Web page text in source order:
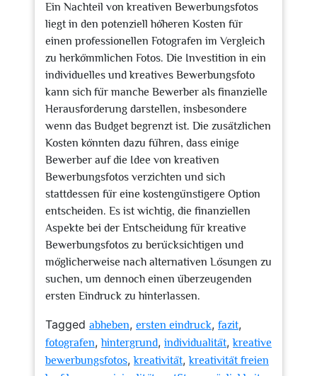
Ein Nachteil von kreativen Bewerbungsfotos
liegt in den potenziell höheren Kosten für
einen professionellen Fotografen im Vergleich
zu herkömmlichen Fotos. Die Investition in ein
individuelles und kreatives Bewerbungsfoto
kann sich für manche Bewerber als finanzielle
Herausforderung darstellen, insbesondere
wenn das Budget begrenzt ist. Die zusätzlichen
Kosten könnten dazu führen, dass einige
Bewerber auf die Idee von kreativen
Bewerbungsfotos verzichten und sich
stattdessen für eine kostengünstigere Option
entscheiden. Es ist wichtig, die finanziellen
Aspekte bei der Entscheidung für kreative
Bewerbungsfotos zu berücksichtigen und
möglicherweise nach alternativen Lösungen zu
suchen, um dennoch einen überzeugenden
ersten Eindruck zu hinterlassen.
Tagged abheben, ersten eindruck, fazit,
fotografen,hintergrund, individualität,kreative
bewerbungsfotos,kreativität,kreativität freien